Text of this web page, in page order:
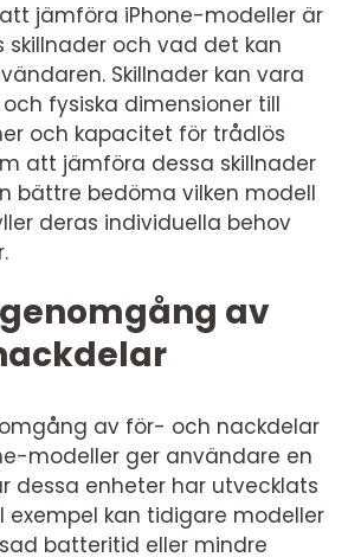
jämföra iPhone-modeller är
och vad det kan
Skillnader kan vara
fysiska dimensioner till
och kapacitet för trådlös
att jämföra dessa skillnader
bättre bedöma vilken modell
deras individuella behov
av
av för- och nackdelar
modeller ger användare en
dessa enheter har utvecklats
exempel kan tidigare modeller
batteritid eller mindre